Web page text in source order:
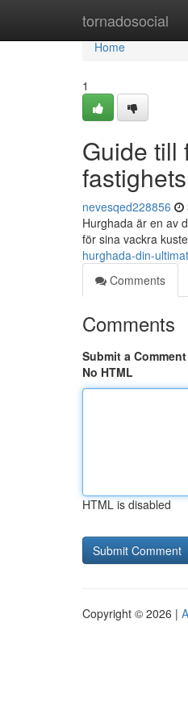
tornadosocial
Home
Home
1
Guide till
nevesqed228856
Hurghada är en av
för sina vackra
hurghada-din-
Comments
Comments
Submit a Comment
No HTML
HTML is disabled
Copyright © 2026 |